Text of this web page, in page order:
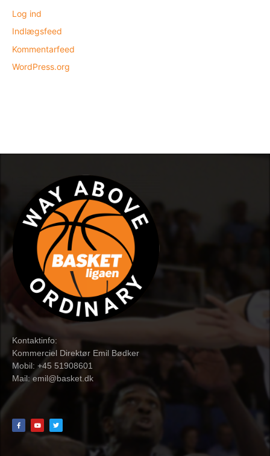
Log ind
Indlægsfeed
Kommentarfeed
WordPress.org
Kontaktinfo:
Kommerciel Direktør Emil Bødker
Mobil: +45 51908601
Mail:emil@basket.dk